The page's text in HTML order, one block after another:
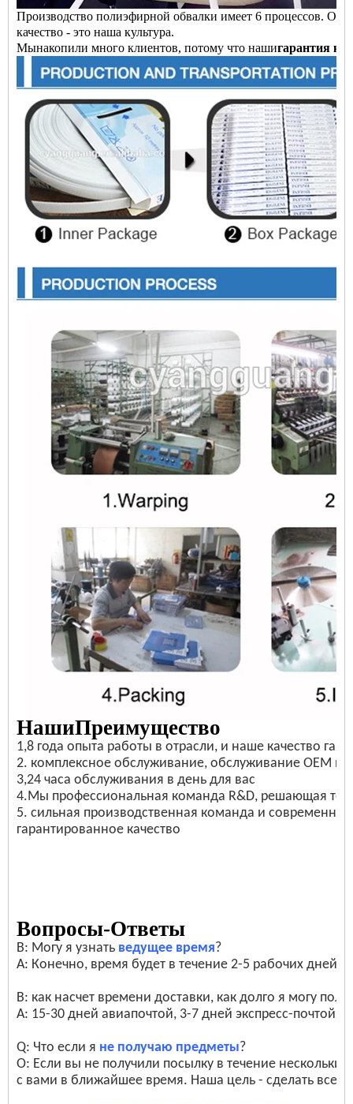
Производство полиэфирной обвалки имеет 6 процессов. От
качество - это наша культура.
Мынакопили много клиентов, потому что нашигарантия
НашиПреимущество
1,8 года опыта работы в отрасли, и наше качество
2. комплексное обслуживание, обслуживание OEM и
3,24 часа обслуживания в день для вас
4.Мы профессиональная команда R&D, решающая
5. сильная производственная команда и
гарантированное качество
Вопросы-Ответы
В: Могу я узнать ведущее время?
A: Конечно, время будет в течение 2-5 рабочих дней.
В: как насчет времени доставки, как долго я могу
A: 15-30 дней авиапочтой, 3-7 дней экспресс-почтой.
Q: Что если я не получаю предметы?
О: Если вы не получили посылку в течение
с вами в ближайшее время. Наша цель - сделать все